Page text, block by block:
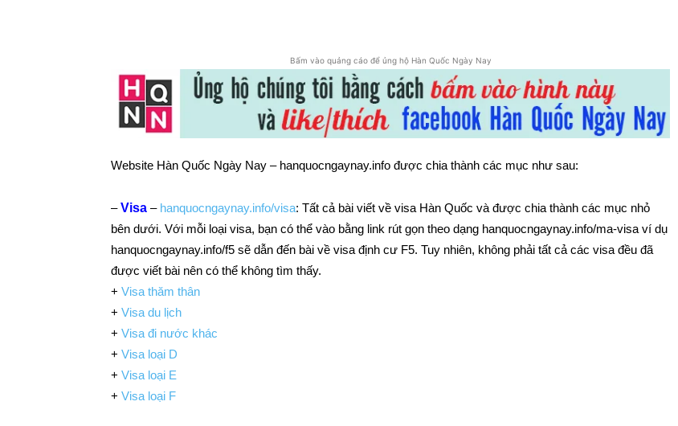
Bấm vào quảng cáo để ủng hộ Hàn Quốc Ngày Nay
Website Hàn Quốc Ngày Nay – hanquocngaynay.info được chia thành các mục như sau:
–Visa – hanquocngaynay.info/visa: Tất cả bài viết về visa Hàn Quốc và được chia thành các mục nhỏ
bên dưới. Với mỗi loại visa, bạn có thể vào bằng link rút gọn theo dạng hanquocngaynay.info/ma-visa ví dụ
hanquocngaynay.info/f5 sẽ dẫn đến bài về visa định cư F5. Tuy nhiên, không phải tất cả các visa đều đã
được viết bài nên có thể không tìm thấy.
+ Visa thăm thân
+ Visa du lịch
+ Visa đi nước khác
+ Visa loại D
+ Visa loại E
+ Visa loại F